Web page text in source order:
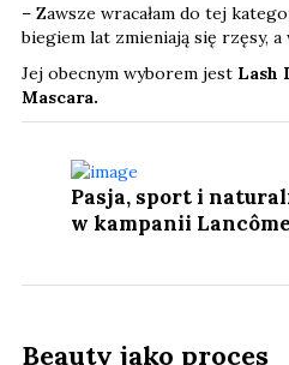
– Zawsze wracałam do tej
biegiem lat zmieniają się rzęsy,
Jej obecnym wyborem jest Lash
Mascara.
Pasja, sport i
w kampanii
Beauty jako proces